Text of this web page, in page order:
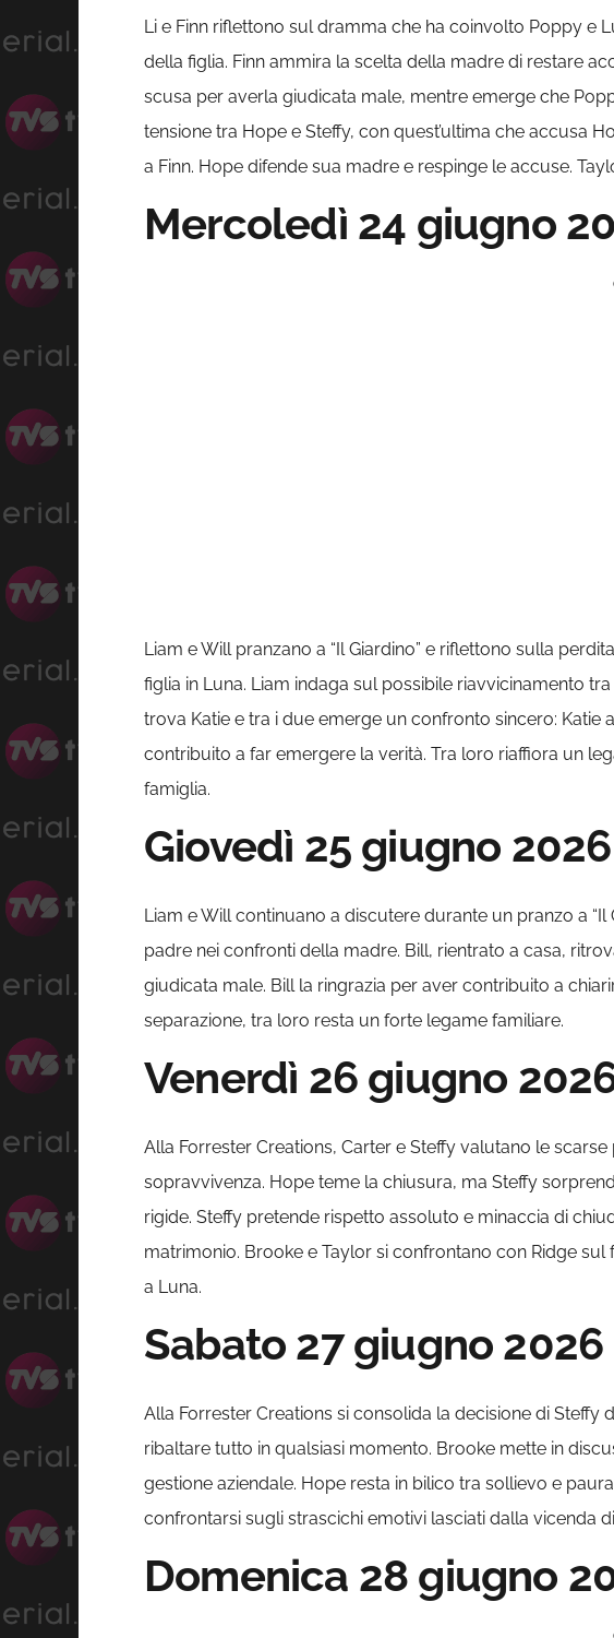
Li e Finn riflettono sul dramma che ha coinvolto Poppy e
della figlia. Finn ammira la scelta della madre di restare
scusa per averla giudicata male, mentre emerge che
tensione tra Hope e Steffy, con quest’ultima che accusa
a Finn. Hope difende sua madre e respinge le accuse.
Mercoledì 24 giugno
Liam e Will pranzano a “Il Giardino” e riflettono sulla
figlia in Luna. Liam indaga sul possibile riavvicinamento
trova Katie e tra i due emerge un confronto sincero:
contribuito a far emergere la verità. Tra loro riaffiora un
famiglia.
Giovedì 25 giugno 2026
Liam e Will continuano a discutere durante un pranzo a
padre nei confronti della madre. Bill, rientrato a casa,
giudicata male. Bill la ringrazia per aver contribuito a
separazione, tra loro resta un forte legame familiare.
Venerdì 26 giugno
Alla Forrester Creations, Carter e Steffy valutano le
sopravvivenza. Hope teme la chiusura, ma Steffy
rigide. Steffy pretende rispetto assoluto e minaccia di
matrimonio. Brooke e Taylor si confrontano con Ridge
a Luna.
Sabato 27 giugno 2026
Alla Forrester Creations si consolida la decisione di
ribaltare tutto in qualsiasi momento. Brooke mette in
gestione aziendale. Hope resta in bilico tra sollievo e
confrontarsi sugli strascichi emotivi lasciati dalla vicenda
Domenica 28 giugno